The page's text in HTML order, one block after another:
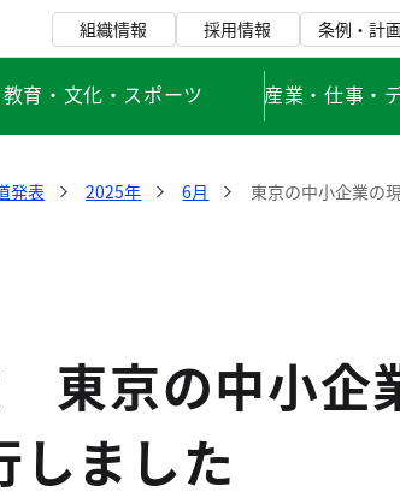
組織情報 採用情報 条例・計
育・文化・スポーツ 産業・仕事・
発表 2025年 6月 東京の中小企業の
東京の中小企
しました